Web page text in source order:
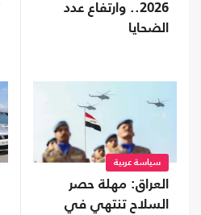
2026.. وارتفاع عدد
الضحايا
سياسة عربية
العراق: مهلة حصر
السلاح تنتهي في